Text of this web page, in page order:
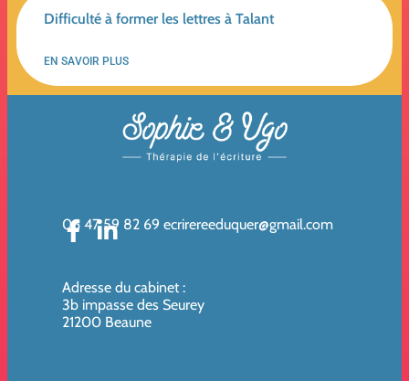
Difficulté à former les lettres à Talant
EN SAVOIR PLUS
06 47 59 82 69 ecrirereeduquer@gmail.com
Adresse du cabinet :
3b impasse des Seurey
21200 Beaune